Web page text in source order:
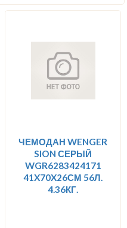
ЧЕМОДАН WENGER
SION СЕРЫЙ
WGR6283424171
41X70X26СМ 56Л.
4.36КГ.